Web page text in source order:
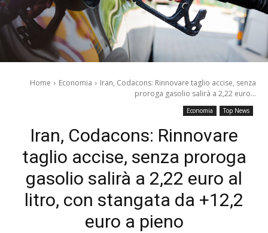
Home Economia
Iran, Codacons: Rinnovare taglio accise, senza
proroga gasolio salirà a 2,22 euro...
Economia Top News
Iran, Codacons: Rinnovare
taglio accise, senza proroga
gasolio salirà a 2,22 euro al
litro, con stangata da +12,2
euro a pieno